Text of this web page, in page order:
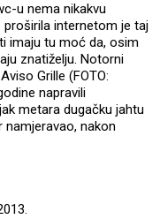
u nema nikakvu
internetom je taj
imaju tu moć da, osim
znatiželju. Notorni
Grille (FOTO:
napravili
metara dugačku jahtu
namjeravao, nakon